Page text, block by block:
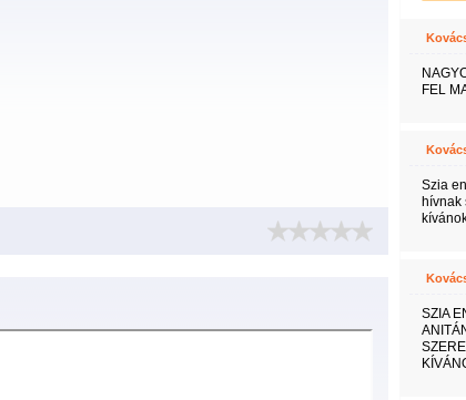
FEL
Szia
hívnak
SZIA